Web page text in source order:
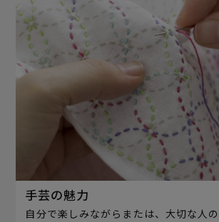
手芸の魅力
自分で楽しみながらまたは、大切な人